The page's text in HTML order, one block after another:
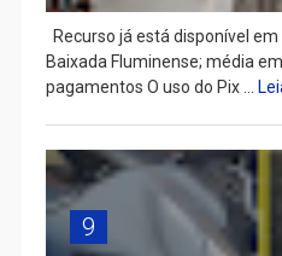
Recurso já está disponível
Baixada Fluminense; média
pagamentos O uso do Pix ...
9